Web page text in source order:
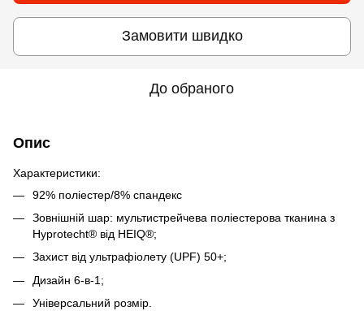
Замовити швидко
До обраного
Опис
Характеристики:
92% поліестер/8% спандекс
Зовнішній шар: мультистрейчева поліестерова тканина з
Hyprotecht® від HEIQ®;
Захист від ультрафіолету (UPF) 50+;
Дизайн 6-в-1;
Універсальний розмір.